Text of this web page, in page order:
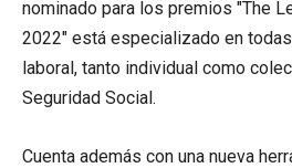
nominado para los premios "The
2022" está especializado en
laboral, tanto individual como
Seguridad Social.
Cuenta además con una nueva